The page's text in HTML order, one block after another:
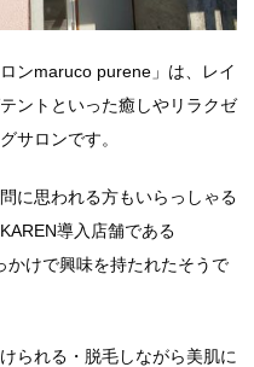
ンmaruco purene」は、レイ
ントといった癒しやリラクゼ
サロンです。
に思われる方もいらっしゃる
導入店舗である
かけで興味を持たれたそうで
られる・脱毛しながら美肌に